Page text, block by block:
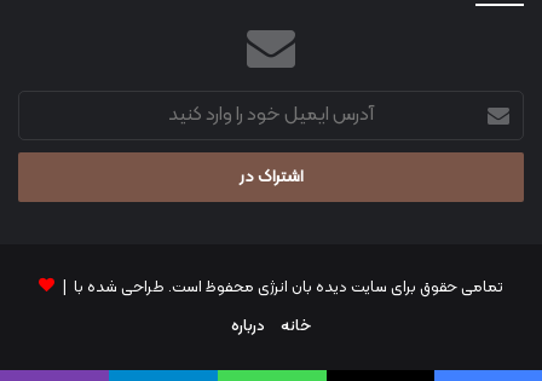
آدرس
ایمیل
خود
وارد
تمامی حقوق برای سایت دیده بان انرژی محفوظ است. طراحی شده با |
خانه
درباره